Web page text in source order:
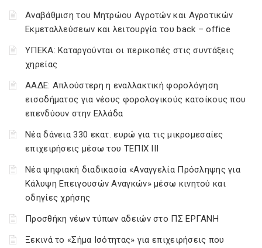
Αναβάθμιση του Μητρώου Αγροτών και Αγροτικών
Εκμεταλλεύσεων και λειτουργία του back – office
ΥΠΕΚΑ: Καταργούνται οι περικοπές στις συντάξεις
χηρείας
ΑΑΔΕ: Απλούστερη η εναλλακτική φορολόγηση
εισοδήματος για νέους φορολογικούς κατοίκους που
επενδύουν στην Ελλάδα
Νέα δάνεια 330 εκατ. ευρώ για τις μικρομεσαίες
επιχειρήσεις μέσω του ΤΕΠΙΧ ΙΙΙ
Νέα ψηφιακή διαδικασία «Αναγγελία Πρόσληψης για
Κάλυψη Επειγουσών Αναγκών» μέσω κινητού και
οδηγίες χρήσης
Προσθήκη νέων τύπων αδειών στο ΠΣ ΕΡΓΑΝΗ
Ξεκινά το «Σήμα Ισότητας» για επιχειρήσεις που